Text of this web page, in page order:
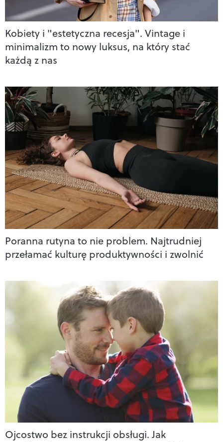
Kobiety i "estetyczna recesja". Vintage i
minimalizm to nowy luksus, na który stać
każdą z nas
Poranna rutyna to nie problem. Najtrudniej
przełamać kulturę produktywności i zwolnić
Ojcostwo bez instrukcji obsługi. Jak